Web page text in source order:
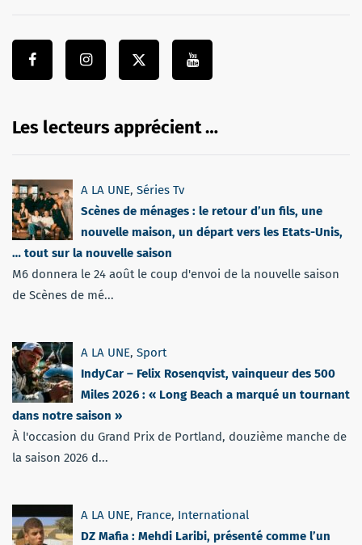
Les lecteurs apprécient …
A LA UNE, Séries Tv
Scènes de ménages : le retour d’un fils, une
nouvelle maison, un départ vers les Etats-Unis,
… tout sur la nouvelle saison
M6 donnera le 24 août le coup d'envoi de la nouvelle saison
de Scènes de mé...
A LA UNE, Sport
IndyCar – Felix Rosenqvist, vainqueur des 500
Miles 2026 : « Long Beach a marqué un tournant
dans notre saison »
À l'occasion du Grand Prix de Portland, douzième manche de
la saison 2026 d...
A LA UNE, France, International
DZ Mafia : Mehdi Laribi, présenté comme l’un